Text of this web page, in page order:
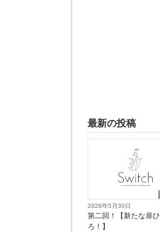
最新の投稿
2026年5月30日
第二回！【新たな扉
ろ！】